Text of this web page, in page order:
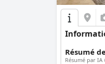
Résumé
Résumé par IA